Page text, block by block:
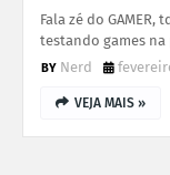
Fala zé do
testando games na
Nerd
VEJA MAIS »